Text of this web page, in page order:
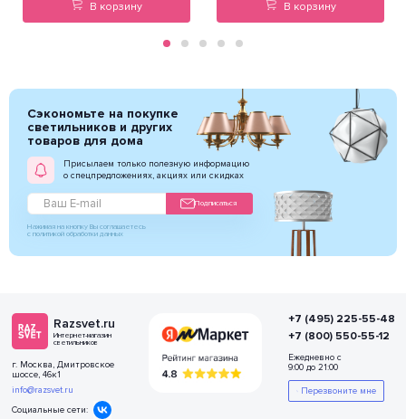
В корзину В корзину
Сэкономьте на покупке
светильников и других
товаров для дома
Присылаем только полезную информацию
о спецпредложениях, акциях или скидках
Подписаться
Нажимая на кнопку Вы соглашаетесь
с политикой обработки данных
Razsvet.ru
Интернет-магазин
светильников
г. Москва, Дмитровское
шоссе, 46к1
info@razsvet.ru
Социальные сети:
+7 (495) 225-55-48
+7 (800) 550-55-12
Ежедневно с
9:00 до 21:00
Перезвоните мне